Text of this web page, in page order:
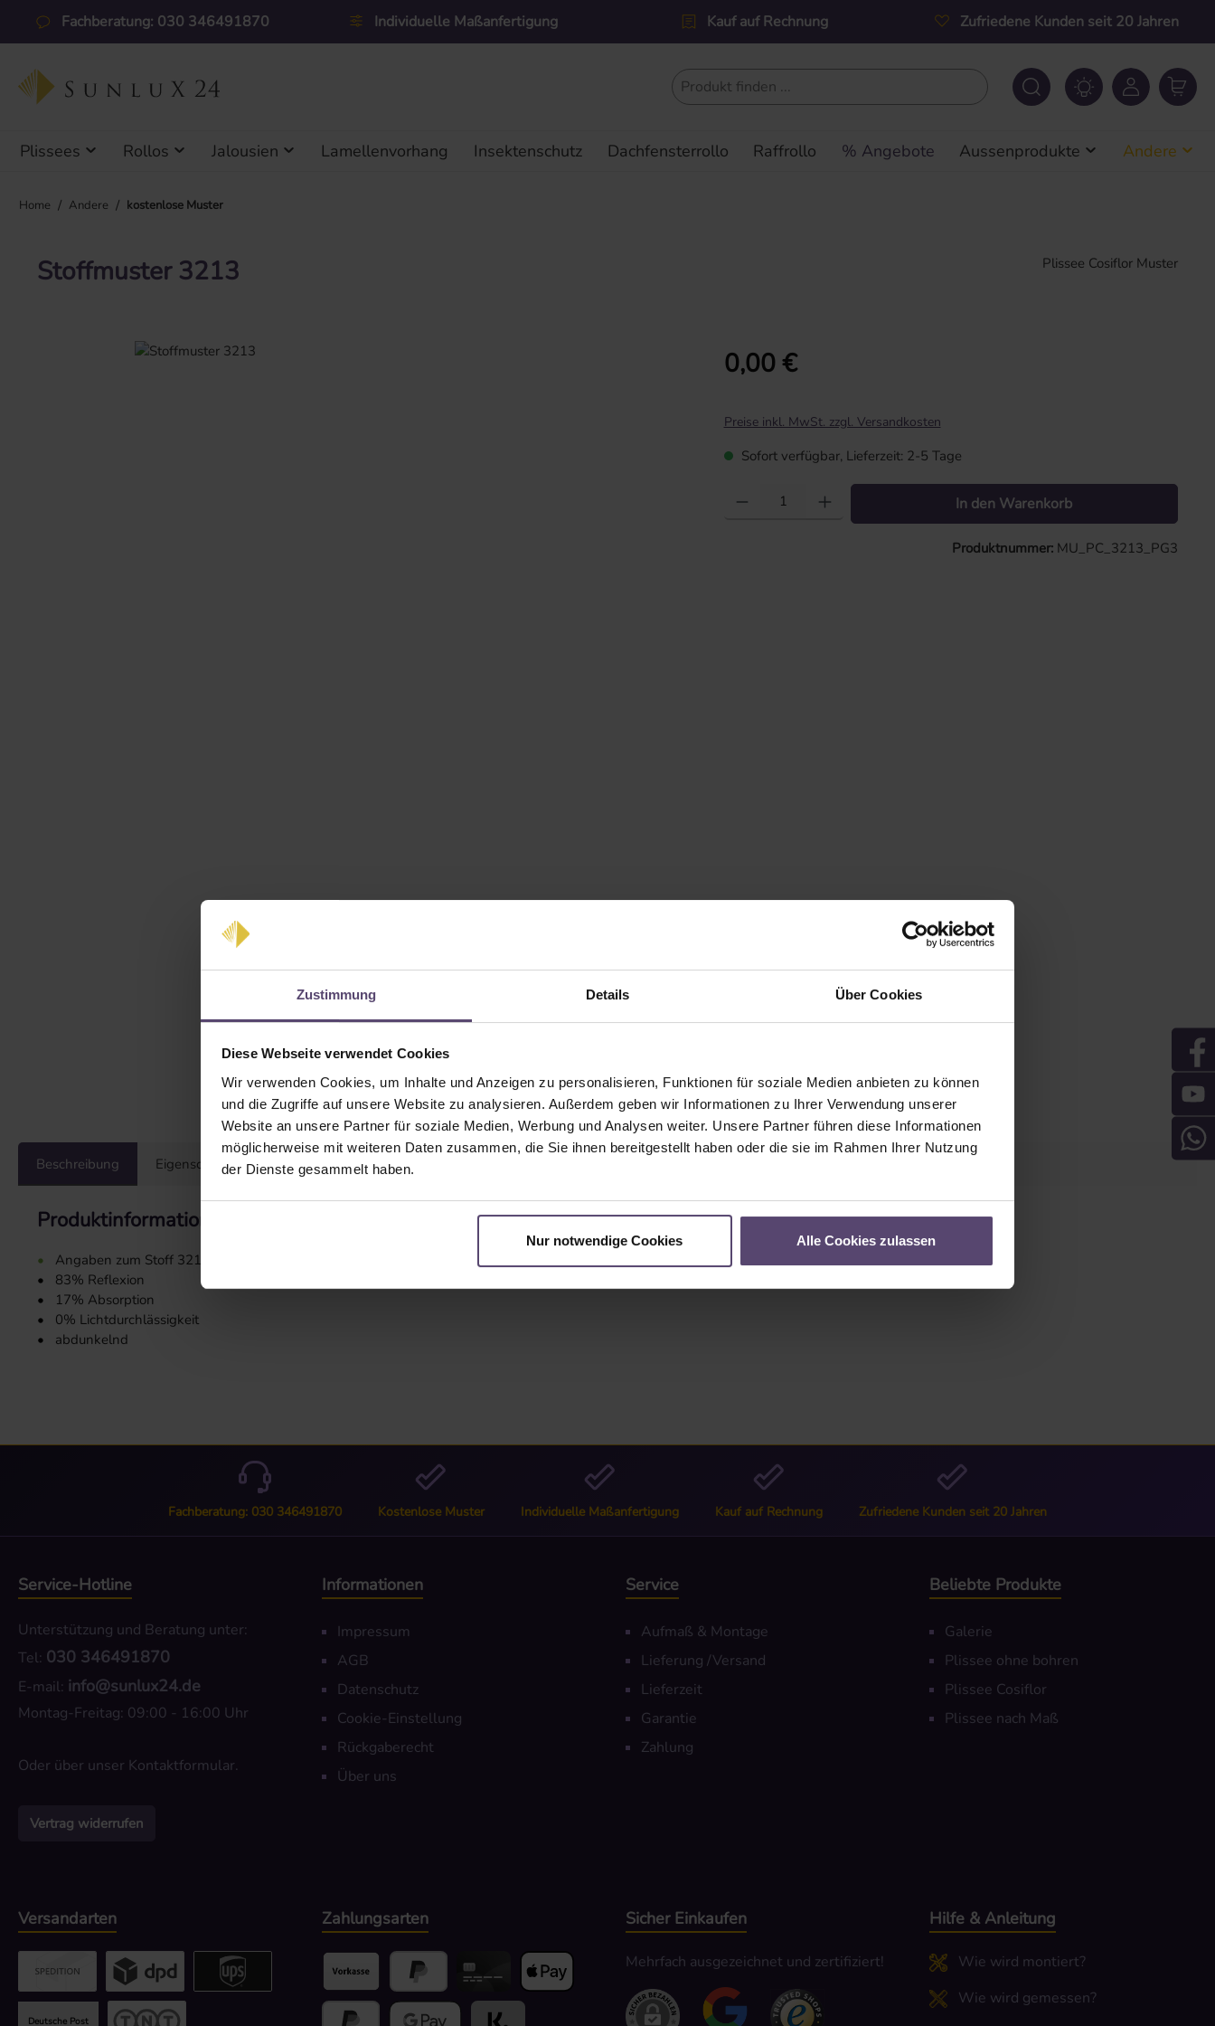
Zustimmung Details Über Cookies
Diese Webseite verwendet Cookies
Wir verwenden Cookies, um Inhalte und Anzeigen zu personalisieren, Funktionen für soziale Medien anbieten zu können
und die Zugriffe auf unsere Website zu analysieren. Außerdem geben wir Informationen zu Ihrer Verwendung unserer
Website an unsere Partner für soziale Medien, Werbung und Analysen weiter. Unsere Partner führen diese Informationen
möglicherweise mit weiteren Daten zusammen, die Sie ihnen bereitgestellt haben oder die sie im Rahmen Ihrer Nutzung
der Dienste gesammelt haben.
Nur notwendige Cookies Alle Cookies zulassen
Hauptinhalt springen
Zur Suche springen
Zur Hauptnavigation springen
Fachberatung: 030 346491870 Individuelle Maßanfertigung Kauf auf Rechnung Zufriedene Kunden seit 20 Jahren
Plissees Rollos Jalousien Lamellenvorhang Insektenschutz Dachfensterrollo Raffrollo % Angebote Aussenprodukte Andere
Home / Andere / kostenlose Muster
Stoffmuster 3213 Plissee Cosiflor Muster
Bildergalerie überspringen Regulärer Preis:
0,00 €
Preise inkl. MwSt. zzgl. Versandkosten
Sofort verfügbar, Lieferzeit: 2-5 Tage
Produkt Anzahl: Gib den gewünschten Wert ein oder benutze die Schaltflächen um
In den Warenkorb
Produktnummer: MU_PC_3213_PG3
Beschreibung Eigenschaften Bewertungen
Produktinformationen "Stoffmuster 3213"
•
Angaben zum Stoff 3213:
•
83% Reflexion
•
17% Absorption
•
0% Lichtdurchlässigkeit
•
abdunkelnd
Fachberatung: 030 346491870 Kostenlose Muster Individuelle Maßanfertigung Kauf auf Rechnung Zufriedene Kunden seit 20 Jahren
Service-Hotline
Unterstützung und Beratung unter:
Tel: 030 346491870
E-mail: info@sunlux24.de
Montag-Freitag: 09:00 - 16:00 Uhr
Oder über unser Kontaktformular.
Vertrag widerrufen
Informationen
Impressum
AGB
Datenschutz
Cookie-Einstellung
Rückgaberecht
Über uns
Service
Aufmaß & Montage
Lieferung /Versand
Lieferzeit
Garantie
Zahlung
Beliebte Produkte
Galerie
Plissee ohne bohren
Plissee Cosiflor
Plissee nach Maß
Zahlungsarten
Vorkasse PayPal Kredit- oder Debitkarte
Apple Pay
Versandarten
Deutsche Post
Benutzerdefiniertes Bild 2Benutzerdefiniertes Bild 3
Sicher Einkaufen
Mehrfach ausgezeichnet und zertifiziert!
Hilfe & Anleitung
Wie wird montiert?
Wie wird gemessen?